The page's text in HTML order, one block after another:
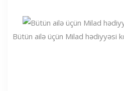
Bütün ailə üçün Milad hədiyyəsi